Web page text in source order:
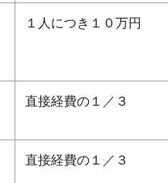
１人につき１０万円
直接経費の１／３
直接経費の１／３